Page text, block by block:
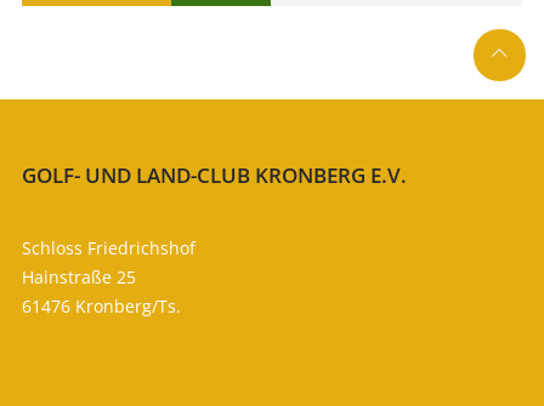

GOLF- UND LAND-CLUB KRONBERG E.V.
Schloss Friedrichshof
Hainstraße 25
61476 Kronberg/Ts.